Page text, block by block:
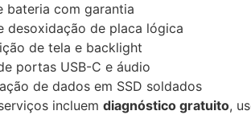
bateria com garantia
desoxidação de placa lógica
de tela e backlight
portas USB-C e áudio
de dados em SSD soldados
incluem diagnóstico gratuito,